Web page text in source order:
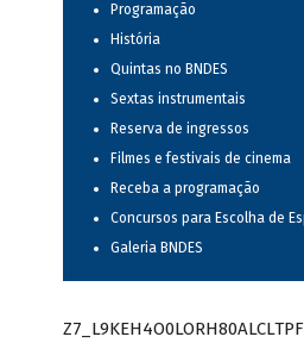
Programação
História
Quintas no BNDES
Sextas instrumentais
Reserva de ingressos
Filmes e festivais de cinema
Receba a programação
Concursos para Escolha de
Galeria BNDES